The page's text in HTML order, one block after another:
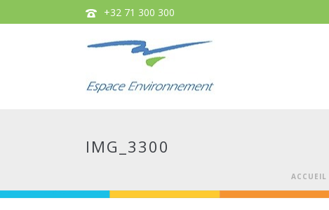
+32 71 300 300
IMG_3300
ACCUEIL